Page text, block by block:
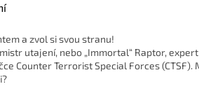
a zvol si svou stranu!
mistr utajení, nebo „Immortal“ Raptor,
Counter Terrorist Special Forces (CTSF).